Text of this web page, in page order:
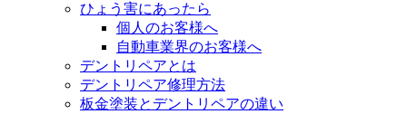
ひょう害にあったら
個人のお客様へ
自動車業界のお客様へ
デントリペアとは
デントリペア修理方法
板金塗装とデントリペアの違い